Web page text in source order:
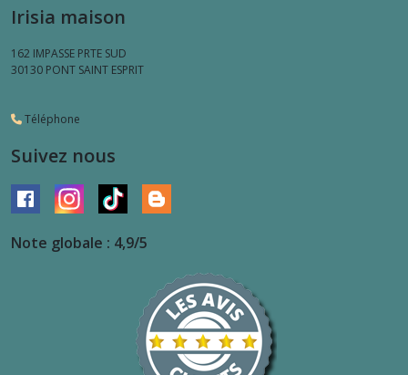
Irisia maison
162 IMPASSE PRTE SUD
30130 PONT SAINT ESPRIT
Téléphone
Suivez nous
Note globale : 4,9/5